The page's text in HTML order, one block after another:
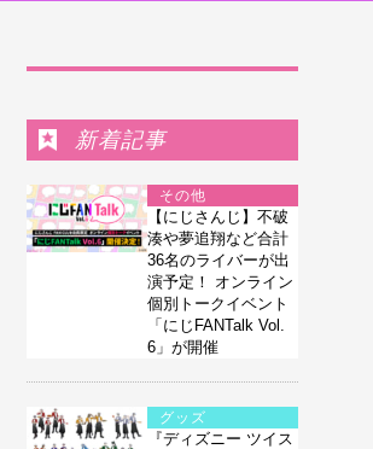
新着記事
その他
【にじさんじ】不破
湊や夢追翔など合計
36名のライバーが出
演予定！ オンライン
個別トークイベント
「にじFANTalk Vol.
6」が開催
グッズ
『ディズニー ツイス